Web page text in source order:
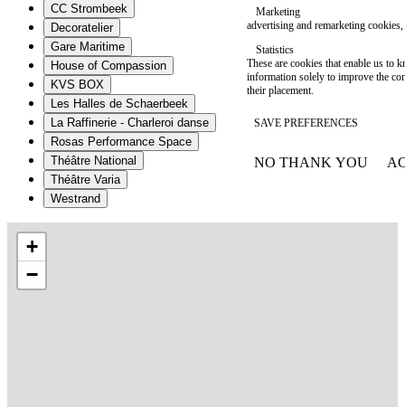
CC Strombeek
Decoratelier
Gare Maritime
House of Compassion
KVS BOX
Les Halles de Schaerbeek
La Raffinerie - Charleroi danse
Rosas Performance Space
Théâtre National
Théâtre Varia
Westrand
+
−
Marketing
advertising and remarketing cookies,
Statistics
These are cookies that enable us to
information solely to improve the
their placement.
SAVE PREFERENCES
NO THANK YOU
WITHDRAW